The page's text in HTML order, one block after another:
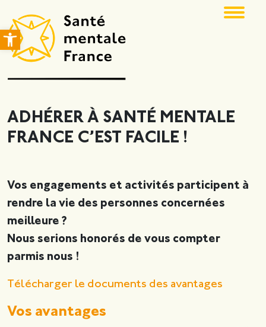
Ouvrir la barre d’outils
ADHÉRER À SANTÉ MENTALE
FRANCE C’EST FACILE !
Vos engagements et activités participent à
rendre la vie des personnes concernées
meilleure ?
Nous serions honorés de vous compter
parmis nous !
Télécharger le documents des avantages
Vos avantages